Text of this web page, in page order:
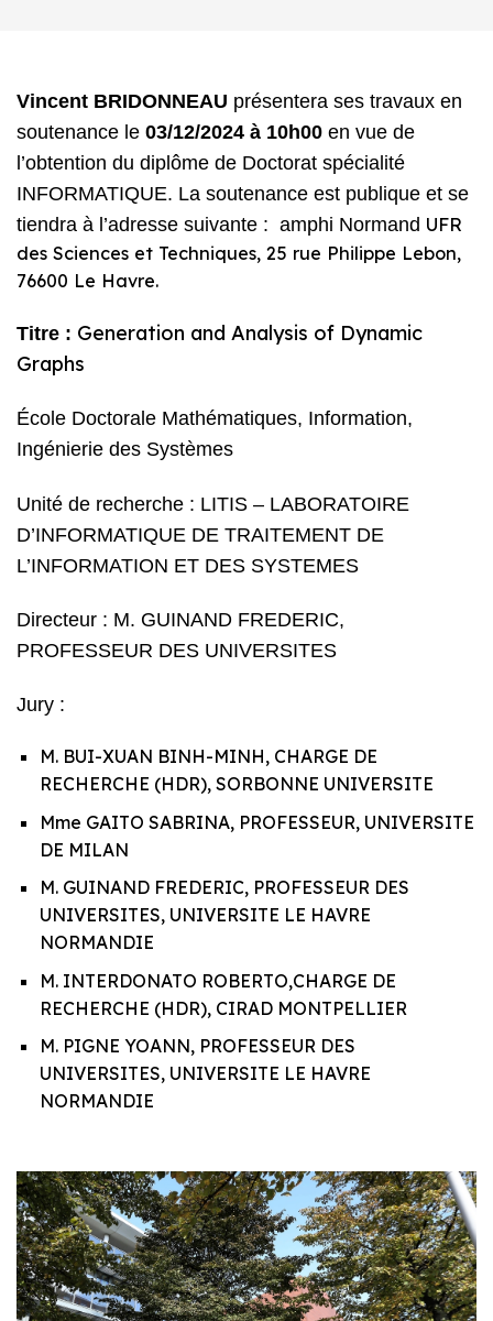
Vincent BRIDONNEAU présentera ses travaux en
soutenance le 03/12/2024 à 10h00 en vue de
l’obtention du diplôme de Doctorat spécialité
INFORMATIQUE. La soutenance est publique et se
tiendra à l’adresse suivante : amphi Normand UFR
des Sciences et Techniques, 25 rue Philippe Lebon,
76600 Le Havre.
Titre : Generation and Analysis of Dynamic
Graphs
École Doctorale Mathématiques, Information,
Ingénierie des Systèmes
Unité de recherche : LITIS – LABORATOIRE
D’INFORMATIQUE DE TRAITEMENT DE
L’INFORMATION ET DES SYSTEMES
Directeur : M. GUINAND FREDERIC,
PROFESSEUR DES UNIVERSITES
Jury :
M. BUI-XUAN BINH-MINH, CHARGE DE
RECHERCHE (HDR), SORBONNE UNIVERSITE
Mme GAITO SABRINA, PROFESSEUR, UNIVERSITE
DE MILAN
M. GUINAND FREDERIC, PROFESSEUR DES
UNIVERSITES, UNIVERSITE LE HAVRE
NORMANDIE
M. INTERDONATO ROBERTO,CHARGE DE
RECHERCHE (HDR), CIRAD MONTPELLIER
M. PIGNE YOANN, PROFESSEUR DES
UNIVERSITES, UNIVERSITE LE HAVRE
NORMANDIE